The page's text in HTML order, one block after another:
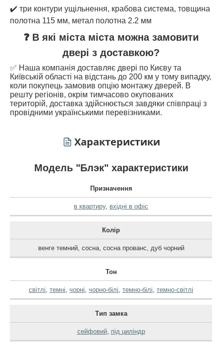
✔️ три контури ущільнення, крабова система, товщина
полотна 115 мм, метал полотна 2.2 мм
❓ В які міста міста можна замовити
двері з доставкою?
✅ Наша компанія доставляє двері по Києву та
Київській області на відстань до 200 км у тому випадку,
коли покупець замовив опцію монтажу дверей. В
решту регіонів, окрім тимчасово окупованих
територій, доставка здійснюється завдяки співпраці з
провідними українськими перевізниками.
Характеристики
Модель "Блэк" характеристики
Призначення
в квартиру, вхідні в офіс
Колір
венге темний, сосна, сосна прованс дуб чорний
Тон
світлі темні чорні чорно-білі темно-білі темно-світлі
Тип замка
сейфовий, під циліндр